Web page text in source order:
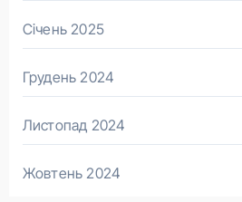
Січень 2025
Грудень 2024
Листопад 2024
Жовтень 2024